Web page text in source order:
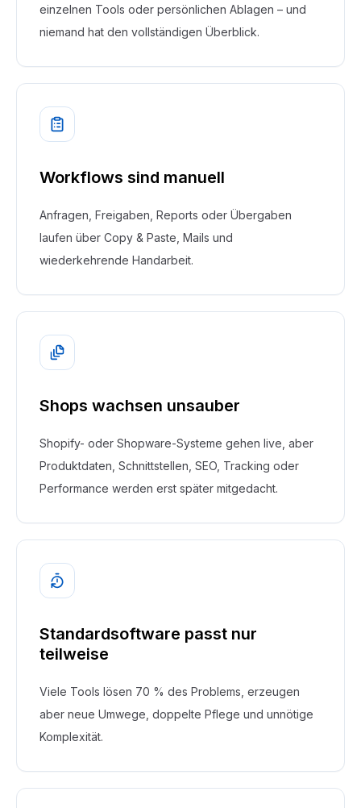
einzelnen Tools oder persönlichen Ablagen – und
niemand hat den vollständigen Überblick.
Workflows sind manuell
Anfragen, Freigaben, Reports oder Übergaben
laufen über Copy & Paste, Mails und
wiederkehrende Handarbeit.
Shops wachsen unsauber
Shopify- oder Shopware-Systeme gehen live, aber
Produktdaten, Schnittstellen, SEO, Tracking oder
Performance werden erst später mitgedacht.
Standardsoftware passt nur
teilweise
Viele Tools lösen 70 % des Problems, erzeugen
aber neue Umwege, doppelte Pflege und unnötige
Komplexität.